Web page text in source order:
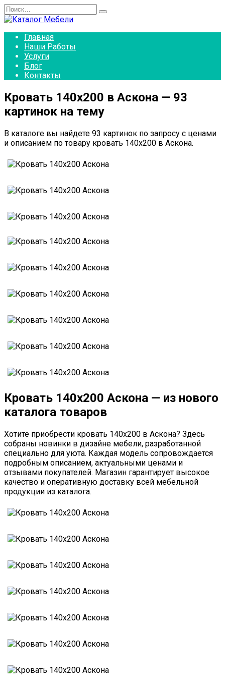
Перейти
к
Search
for:
Главная
Наши Работы
Услуги
Блог
Контакты
Кровать 140х200 в Аскона — 93
картинок на тему
В каталоге вы найдете 93 картинок по запросу с ценами
и описанием по товару кровать 140х200 в Аскона.
Кровать 140х200 Аскона — из нового
каталога товаров
Хотите приобрести кровать 140х200 в Аскона? Здесь
собраны новинки в дизайне мебели, разработанной
специально для уюта. Каждая модель сопровождается
подробным описанием, актуальными ценами и
отзывами покупателей. Магазин гарантирует высокое
качество и оперативную доставку всей мебельной
продукции из каталога.